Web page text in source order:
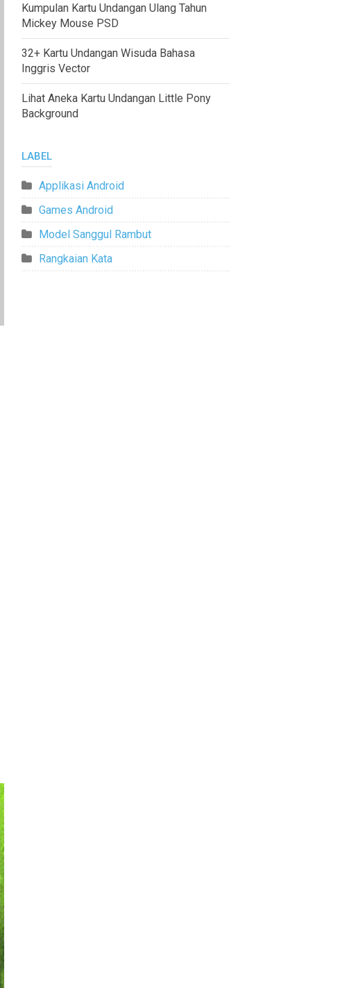
Kumpulan Kartu Undangan Ulang Tahun
Mickey Mouse PSD
32+ Kartu Undangan Wisuda Bahasa
Inggris Vector
Lihat Aneka Kartu Undangan Little Pony
Background
LABEL
Applikasi Android
Games Android
Model Sanggul Rambut
Rangkaian Kata